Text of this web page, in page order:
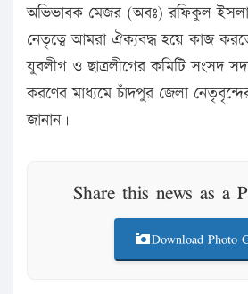
অভিভাবক মেজর (অবঃ) রফিকুল
নেতৃত্বে আমরা ঐক্যবদ্ধ হয়ে কাজ
যুবলীগ ও ছাত্রলীগের কমিটি সংসদ
করণের মাধ্যমে চাঁদপুর জেলা
জানান।
Share this news as a
Download Photo